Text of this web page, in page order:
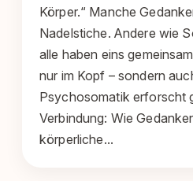
Körper.“ Manche
Nadelstiche. Andere wie
alle haben eins
nur im Kopf – sondern
Psychosomatik erforscht
Verbindung: Wie
körperliche…